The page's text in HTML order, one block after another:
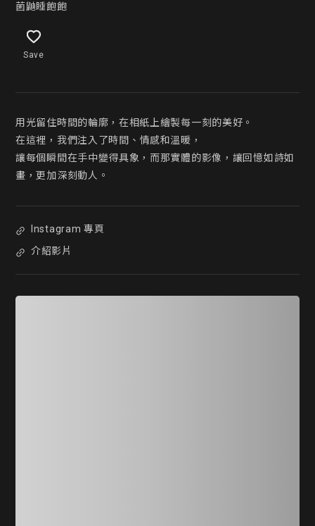
菌鼬睡飽飽
Save
用光留住時間的輪廓，在相紙上繪製每一刻的美好。
在這裡，我們注入了時間、情感和溫暖，
讓每個瞬間在手中變得具象，而那實體的影像，讓回憶如詩如
畫，更加深刻動人。
Instagram 專頁
介紹影片